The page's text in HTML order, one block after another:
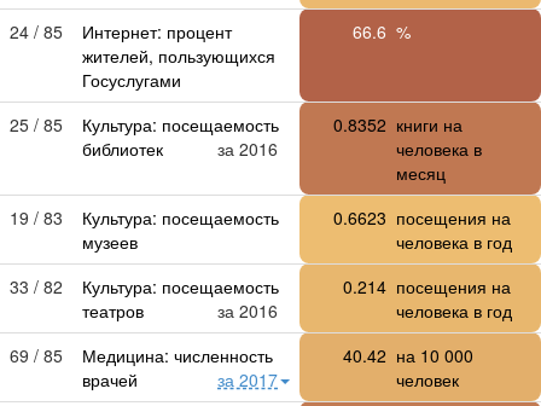
24 / 85
Интернет: процент
жителей, пользующихся
Госуслугами
66.6 %
25 / 85
Культура: посещаемость
библиотек
за 2016
0.8352 книги на
человека в
месяц
19 / 83
Культура: посещаемость
музеев
0.6623 посещения на
человека в год
33 / 82
Культура: посещаемость
театров
за 2016
0.214 посещения на
человека в год
69 / 85
Медицина: численность
врачей
за 2017
40.42 на 10 000
человек